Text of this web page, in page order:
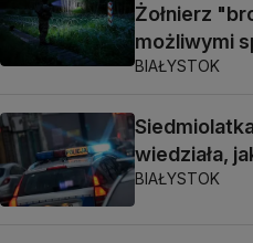
Żołnierz
możliwymi
BIAŁYSTOK
wiedziała,
BIAŁYSTOK